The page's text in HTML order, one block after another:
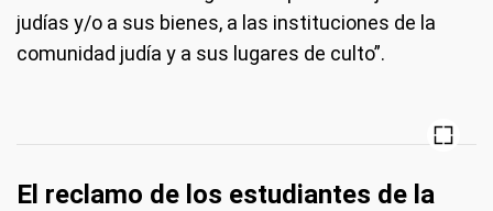
judías y/o a sus bienes, a las instituciones de la
comunidad judía y a sus lugares de culto”.
El reclamo de los estudiantes de la